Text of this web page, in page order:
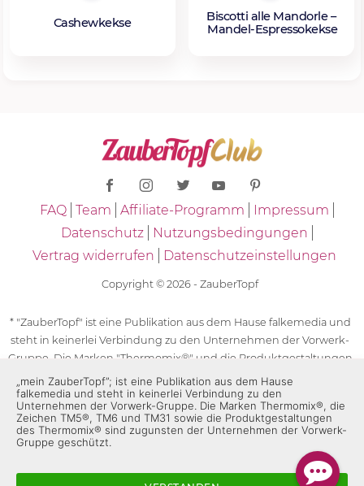
Cashewkekse
Biscotti alle Mandorle –
Mandel-Espressokekse
FAQ Team Affiliate-Programm
Impressum
Datenschutz
Nutzungsbedingungen
Vertrag widerrufen
Datenschutzeinstellungen
Copyright © 2026 - ZauberTopf
* "ZauberTopf" ist eine Publikation aus dem Hause falkemedia und
steht in keinerlei Verbindung zu den Unternehmen der Vorwerk-
Gruppe. Die Marken "Thermomix®" und die Produktgestaltungen
des "Thermomix®" sind eingetragene Marken der Unternehmen
der Vorwerk-Gruppe. Die Marken Thermomix®, die Zeichen TM5®,
TM6 und TM31 sowie die Produktgestaltungen des Thermomix®
sind zugunsten der Unternehmen der Vorwerk-Gruppe
geschützt. Für die Rezeptangaben in "ZauberTopf" ist
„mein ZauberTopf”; ist eine Publikation aus dem Hause
falkemedia und steht in keinerlei Verbindung zu den
Unternehmen der Vorwerk-Gruppe. Die Marken Thermomix®, die
Zeichen TM5®, TM6 und TM31 sowie die Produktgestaltungen
des Thermomix® sind zugunsten der Unternehmen der Vorwerk-
Gruppe geschützt.